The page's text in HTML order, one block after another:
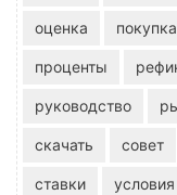
оценка покупка
проценты
руководство
скачать совет
ставки условия